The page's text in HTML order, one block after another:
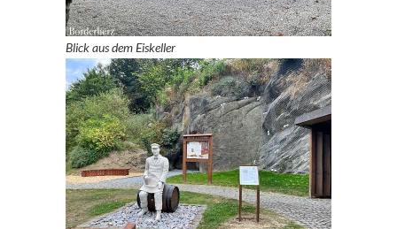
Blick aus dem Eiskeller